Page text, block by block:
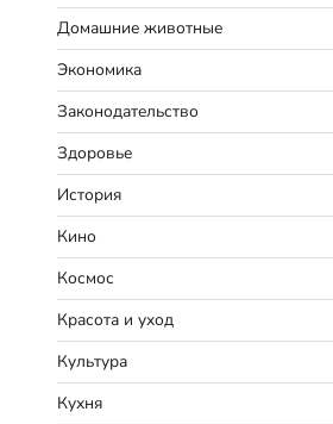
Домашние животные
Экономика
Законодательство
Здоровье
История
Кино
Космос
Красота и уход
Культура
Кухня